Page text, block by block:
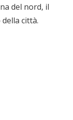
del nord, il
città.